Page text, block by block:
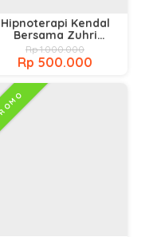
Hipnoterapi Kendal
Bersama Zuhri
Shofa,.CH, C.Ht, CI
Rp 1.000.000
Rp 500.000